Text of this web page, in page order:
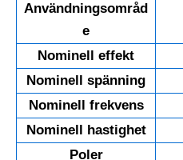
Användningsområd
e
Nominell effekt
Nominell spänning
Nominell frekvens
Nominell hastighet
Poler